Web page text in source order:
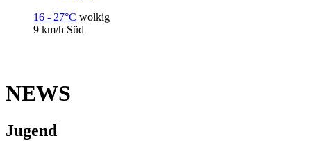
16 - 27°C wolkig
9 km/h Süd
NEWS
Jugend